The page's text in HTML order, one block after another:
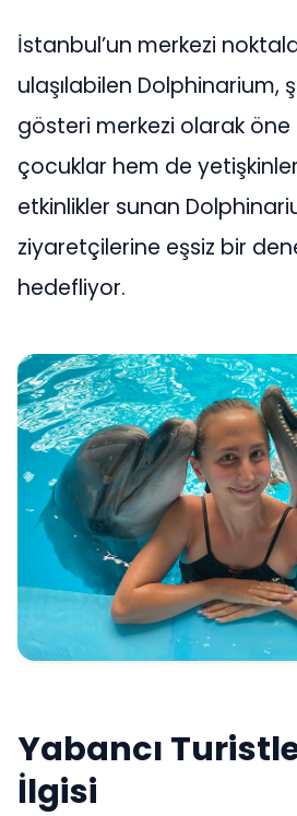
İstanbul’un merkezi
ulaşılabilen Dolphinarium,
gösteri merkezi olarak öne
çocuklar hem de
etkinlikler sunan
ziyaretçilerine eşsiz bir
hedefliyor.
Yabancı
İlgisi